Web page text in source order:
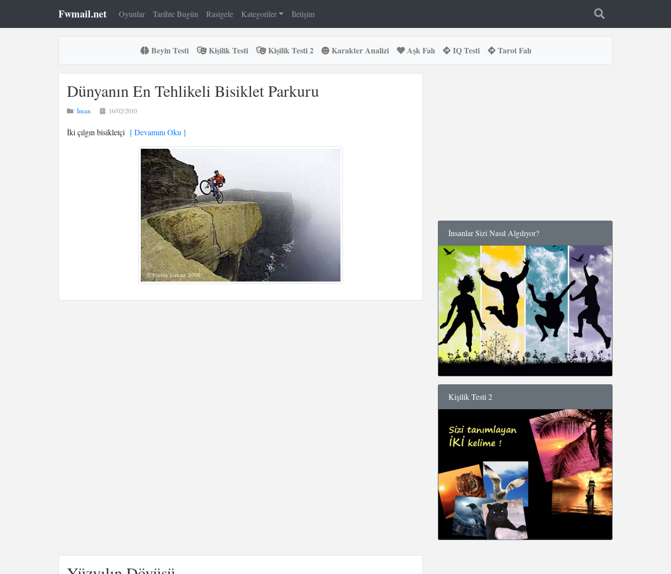
Fwmail.net Oyunlar Tarihte Bugün Rastgele Kategoriler İletişim
Beyin Testi Kişilik Testi Kişilik Testi 2 Karakter Analizi Aşk Falı IQ Testi Tarot Falı
Dünyanın En Tehlikeli Bisiklet Parkuru
İnsan 16/02/2010
İki çılgın bisikletçi [ Devamını Oku ]
İnsanlar Sizi Nasıl Algılıyor?
Kişilik Testi 2